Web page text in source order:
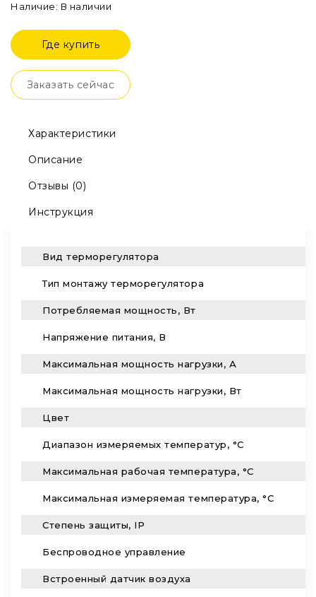
Наличие: В наличии
Где купить
Заказать сейчас
Характеристики
Описание
Отзывы (0)
Инструкция
Вид терморегулятора
Тип монтажу терморегулятора
Потребляемая мощность, Вт
Напряжение питания, В
Максимальная мощность нагрузки, А
Максимальная мощность нагрузки, Вт
Цвет
Диапазон измеряемых температур, °С
Максимальная рабочая температура, °С
Максимальная измеряемая температура, °С
Степень защиты, IP
Беспроводное управление
Встроенный датчик воздуха